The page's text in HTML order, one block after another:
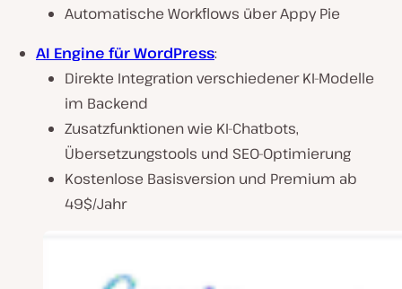
Automatische Workflows über Appy Pie
AI Engine für WordPress:
Direkte Integration verschiedener KI-Modelle
im Backend
Zusatzfunktionen wie KI-Chatbots,
Übersetzungstools und SEO-Optimierung
Kostenlose Basisversion und Premium ab
49$/Jahr